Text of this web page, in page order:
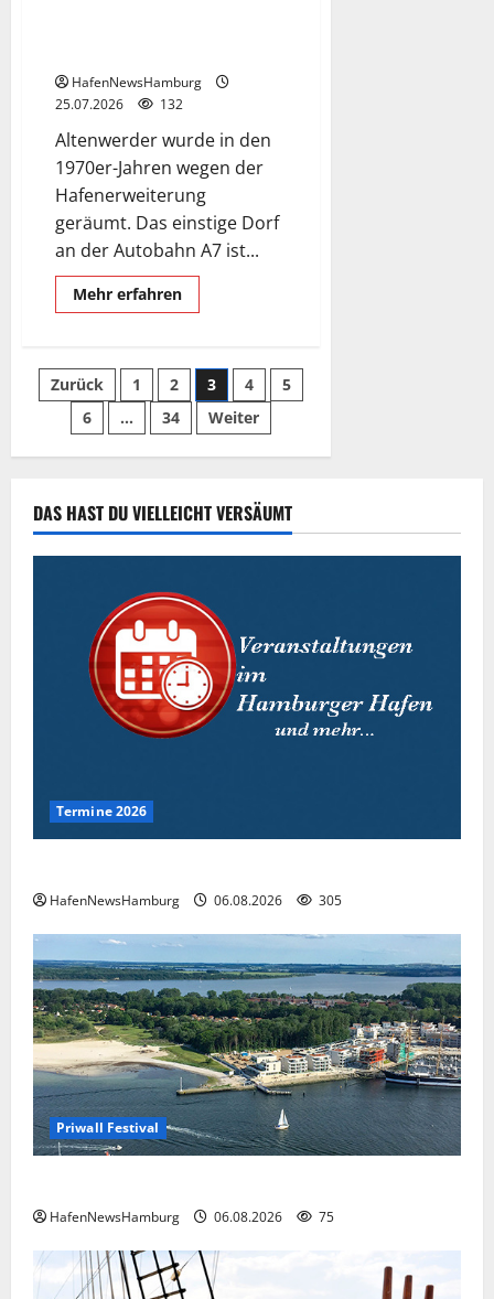
HafenNewsHamburg
25.07.2026
132
Altenwerder wurde in den
1970er-Jahren wegen der
Hafenerweiterung
geräumt. Das einstige Dorf
an der Autobahn A7 ist...
Mehr erfahrenMehr
Informationen
verlassene
Dorf.
Seitennummerierung
der
Zurück 1 2 3 4
5
6
… 34 Weiter
DAS HAST DU VIELLEICHT VERSÄUMT
Termine 2026
HafenNewsHamburg 06.08.2026 305
Priwall Festival
HafenNewsHamburg 06.08.2026 75